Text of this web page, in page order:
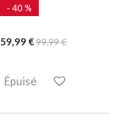
- 40 %
59,99 €99,99 €
Épuisé